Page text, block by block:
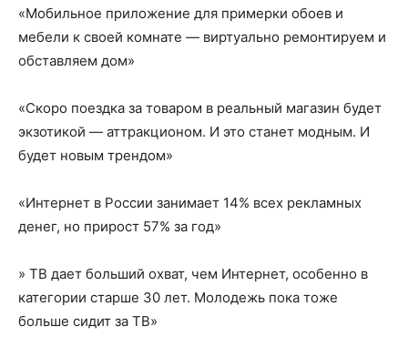
«Мобильное приложение для примерки обоев и
мебели к своей комнате — виртуально ремонтируем и
обставляем дом»
«Скоро поездка за товаром в реальный магазин будет
экзотикой — аттракционом. И это станет модным. И
будет новым трендом»
«Интернет в России занимает 14% всех рекламных
денег, но прирост 57% за год»
» ТВ дает больший охват, чем Интернет, особенно в
категории старше 30 лет. Молодежь пока тоже
больше сидит за ТВ»